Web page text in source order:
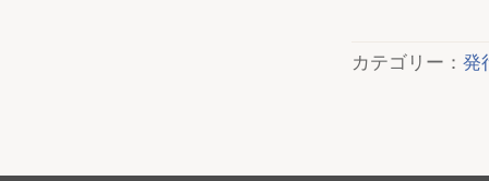
カテゴリー： 発